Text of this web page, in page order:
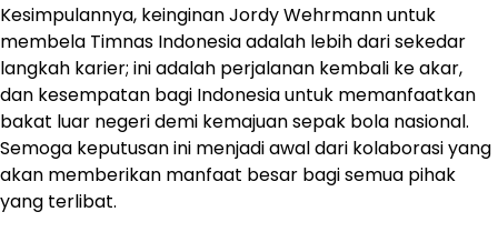
Kesimpulannya, keinginan Jordy Wehrmann untuk
membela Timnas Indonesia adalah lebih dari sekedar
langkah karier; ini adalah perjalanan kembali ke akar,
dan kesempatan bagi Indonesia untuk memanfaatkan
bakat luar negeri demi kemajuan sepak bola nasional.
Semoga keputusan ini menjadi awal dari kolaborasi yang
akan memberikan manfaat besar bagi semua pihak
yang terlibat.